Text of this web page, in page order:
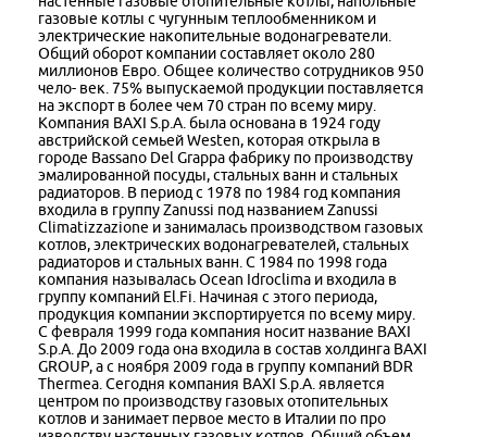
газовые котлы с чугунным теплообменником и
электрические накопительные водонагреватели.
Общий оборот компании составляет около 280
миллионов Евро. Общее количество сотрудников 950
чело- век. 75% выпускаемой продукции поставляется
на экспорт в более чем 70 стран по всему миру.
Компания BAXI S.p.A. была основана в 1924 году
австрийской семьей Westen, которая открыла в
городе Bassano Del Grappa фабрику по производству
эмалированной посуды, стальных ванн и стальных
радиаторов. В период с 1978 по 1984 год компания
входила в группу Zanussi под названием Zanussi
Climatizzazione и занималась производством газовых
котлов, электрических водонагревателей, стальных
радиаторов и стальных ванн. C 1984 по 1998 года
компания называлась Ocean Idroclima и входила в
группу компаний El.Fi. Начиная с этого периода,
продукция компании экспортируется по всему миру.
С февраля 1999 года компания носит название BAXI
S.p.A. До 2009 года она входила в состав холдинга BAXI
GROUP, а с ноября 2009 года в группу компаний BDR
Thermea. Сегодня компания BAXI S.p.A. является
центром по производству газовых отопительных
котлов и занимает первое место в Италии по про